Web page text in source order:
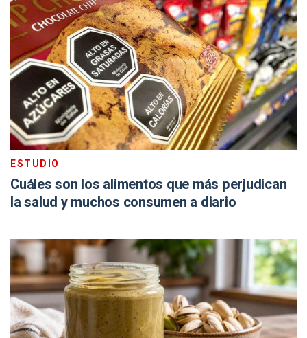
ESTUDIO
Cuáles son los alimentos que más perjudican
la salud y muchos consumen a diario